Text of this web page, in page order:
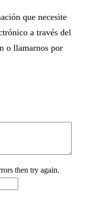
que necesite
a través del
o llamarnos por
then try again.